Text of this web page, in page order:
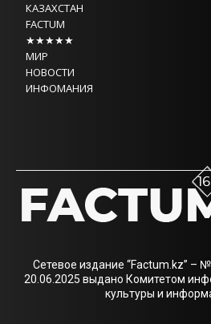
КАЗАХСТАН
FACTUM
★★★★★
МИР
НОВОСТИ
ИНФОМАНИЯ
Сетевое издание “Factum.kz” –
20.06.2025 выдано Комитетом
культуры и